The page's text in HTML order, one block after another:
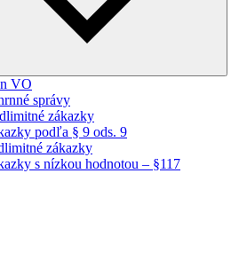
VO
správy
zákazky
podľa § 9 ods. 9
zákazky
s nízkou hodnotou – §117